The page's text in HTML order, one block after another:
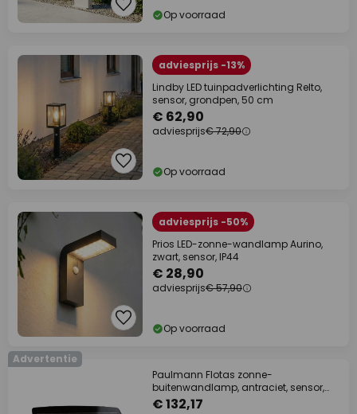
Op voorraad
adviesprijs -13%
Lindby LED tuinpadverlichting Relto,
sensor, grondpen, 50 cm
€ 62,90
adviesprijs€ 72,90
Op voorraad
adviesprijs -50%
Prios LED-zonne-wandlamp Aurino,
zwart, sensor, IP44
€ 28,90
adviesprijs€ 57,90
Op voorraad
Advertentie
Paulmann Flotas zonne-
buitenwandlamp, antraciet, sensor,
IP65
€ 132,17